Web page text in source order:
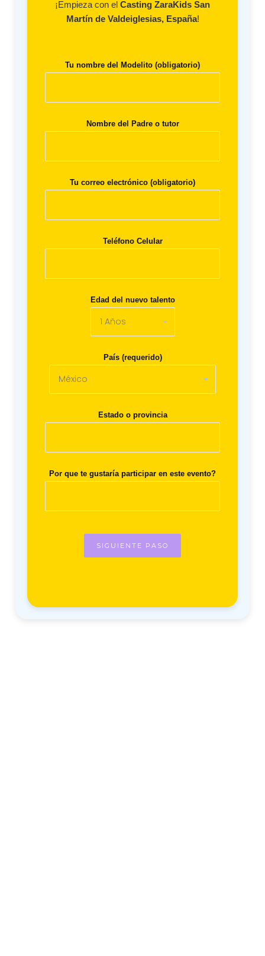
¡Empieza con el Casting ZaraKids San
Martín de Valdeiglesias, España!
Tu nombre del Modelito (obligatorio)
Nombre del Padre o tutor
Tu correo electrónico (obligatorio)
Teléfono Celular
Edad del nuevo talento
País (requerido)
Estado o provincia
Por que te gustaría participar en este evento?